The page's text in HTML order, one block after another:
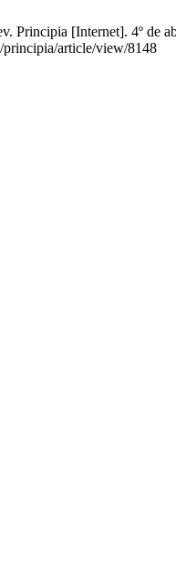
Principia [Internet]. 4º de
article/view/8148